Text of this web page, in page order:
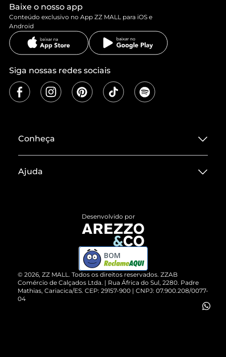
Baixe o nosso app
Conteúdo exclusivo no App ZZ MALL para iOS e
Android
Siga nossas redes sociais
Conheça
Termos de Uso
ZZ MALL é confiável
Cartão Presente
Vendas Corporativas
Ajuda
Devolução do Produto
Compre pelo WhatsApp
© 2026, ZZ MALL. Todos os direitos reservados. ZZAB
Comércio de Calçados Ltda. | Rua África do Sul, 2280. Padre
Mathias, Cariacica/ES. CEP: 29157-900 | CNPJ: 07.900.208/0077-
04
Desenvolvido por
BOM